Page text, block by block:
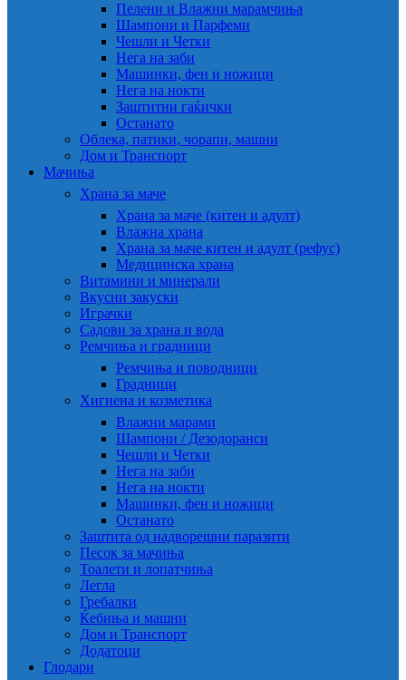
Пелени и Влажни марамчиња
Шампони и Парфеми
Чешли и Четки
Нега на заби
Машинки, фен и ножици
Нега на нокти
Заштитни гаќички
Останато
Облека, патики, чорапи, машни
Дом и Транспорт
Мачиња
Храна за маче
Храна за маче (китен и адулт)
Влажна храна
Храна за маче китен и адулт (рефус)
Медицинска храна
Витамини и минерали
Вкусни закуски
Играчки
Садови за храна и вода
Ремчиња и градници
Ремчиња и поводници
Градници
Хигиена и козметика
Влажни марами
Шампони / Дезодоранси
Чешли и Четки
Нега на заби
Нега на нокти
Машинки, фен и ножици
Останато
Заштита од надворешни паразити
Песок за мачиња
Тоалети и лопатчиња
Легла
Гребалки
Ќебиња и машни
Дом и Транспорт
Додатоци
Глодари